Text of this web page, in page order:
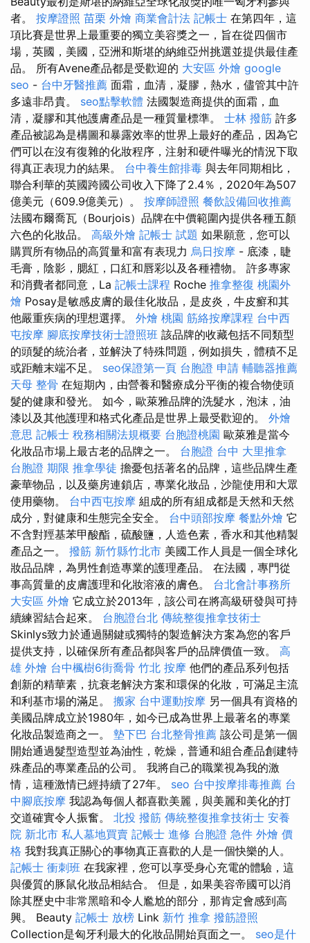
者。 按摩證照 苗栗 外燴 商業會計法 記帳士 在第四年，這
項比賽是世界上最重要的獨立美容獎之一，旨在從四個市
場，英國，美國，亞洲和斯堪的納維亞州挑選並提供最佳產
品。 所有Avene產品都是受歡迎的 大安區 外燴 google
seo - 台中牙醫推薦 面霜，血清，凝膠，熱水，儘管其中許
多遠非昂貴。 seo點擊軟體 法國製造商提供的面霜，血
清，凝膠和其他護膚產品是一種質量標準。 士林 撥筋 許多
產品被認為是構圖和暴露效率的世界上最好的產品，因為它
們可以在沒有復雜的化妝程序，注射和硬件曝光的情況下取
得真正表現力的結果。 台中養生館排毒 與去年同期相比，
聯合利華的英國跨國公司收入下降了2.4％，2020年為507
億美元（609.9億美元）。 按摩師證照 餐飲設備回收推薦
法國布爾喬瓦（Bourjois）品牌在中價範圍內提供各種五顏
六色的化妝品。 高級外燴 記帳士 試題 如果願意，您可以
購買所有物品的高質量和富有表現力 烏日按摩 - 底漆，睫
毛膏，陰影，腮紅，口紅和唇彩以及各種禮物。 許多專家
和消費者都同意，La 記帳士課程 Roche 推拿整復 桃園外
燴 Posay是敏感皮膚的最佳化妝品，是皮炎，牛皮癬和其
他嚴重疾病的理想選擇。 外燴 桃園 筋絡按摩課程 台中西
屯按摩 腳底按摩技術士證照班 該品牌的收藏包括不同類型
的頭髮的統治者，並解決了特殊問題，例如損失，體積不足
或距離末端不足。 seo保證第一頁 台胞證 申請 輔聽器推薦
天母 整骨 在短期內，由營養和醫療成分平衡的複合物使頭
髮的健康和發光。 如今，歐萊雅品牌的洗髮水，泡沫，油
漆以及其他護理和格式化產品是世界上最受歡迎的。 外燴
意思 記帳士 稅務相關法規概要 台胞證桃園 歐萊雅是當今
化妝品市場上最古老的品牌之一。 台胞證 台中 大里推拿
台胞證 期限 推拿學徒 擔憂包括著名的品牌，這些品牌生產
豪華物品，以及藥房連鎖店，專業化妝品，沙龍使用和大眾
使用藥物。 台中西屯按摩 組成的所有組成都是天然和天然
成分，對健康和生態完全安全。 台中頭部按摩 餐點外燴 它
不含對羥基苯甲酸酯，硫酸鹽，人造色素，香水和其他精製
產品之一。 撥筋 新竹縣竹北市 美國工作人員是一個全球化
妝品品牌，為男性創造專業的護理產品。 在法國，專門從
事高質量的皮膚護理和化妝溶液的膚色。 台北會計事務所
大安區 外燴 它成立於2013年，該公司在將高級研發與可持
續練習結合起來。 台胞證台北 傳統整復推拿技術士
Skinlys致力於通過關鍵或獨特的製造解決方案為您的客戶
提供支持，以確保所有產品都與客戶的品牌價值一致。 高
雄 外燴 台中楓樹6街喬骨 竹北 按摩 他們的產品系列包括
創新的精華素，抗衰老解決方案和環保的化妝，可滿足主流
和利基市場的滿足。 搬家 台中運動按摩 另一個具有資格的
美國品牌成立於1980年，如今已成為世界上最著名的專業
化妝品製造商之一。 墊下巴 台北整骨推薦 該公司是第一個
開始通過髮型造型並為油性，乾燥，普通和組合產品創建特
殊產品的專業產品的公司。 我將自己的職業視為我的激
情，這種激情已經持續了27年。 seo 台中按摩排毒推薦 台
中腳底按摩 我認為每個人都喜歡美麗，與美麗和美化的打
交道確實令人振奮。 北投 撥筋 傳統整復推拿技術士 安養
院 新北市 私人墓地買賣 記帳士 進修 台胞證 急件 外燴 價
格 我對我真正關心的事物真正喜歡的人是一個快樂的人。
記帳士 衝刺班 在我家裡，您可以享受身心充電的體驗，這
與優質的豚鼠化妝品相結合。 但是，如果美容帝國可以消
除其歷史中非常黑暗和令人尷尬的部分，那肯定會感到高
興。 Beauty 記帳士 放榜 Link 新竹 推拿 撥筋證照
Collection是匈牙利最大的化妝品開始頁面之一。 seo是什